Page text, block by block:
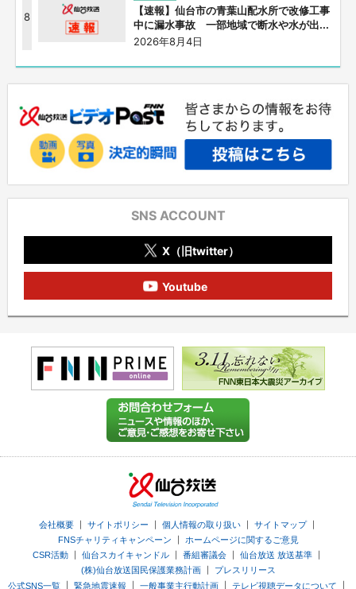
8
【速報】仙台市の青葉山配水所で改修工事
中に漏水事故 一部地域で断水や水が出...
2026年8月4日
SNS ACCOUNT
X（旧twitter）
Youtube
会社概要｜ サイトポリシー ｜ 個人情報の取り扱い｜ サイトマップ｜
FNSチャリティキャンペーン
ホームページに関するご意見
CSR活動
仙台スカイキャンドル 番組審議会 仙台放送 放送基準
(株)仙台放送国民保護業務計画｜
プレスリリース
公式SNS一覧
緊急地震速報 一般事業主行動計画 テレビ視聴データについて